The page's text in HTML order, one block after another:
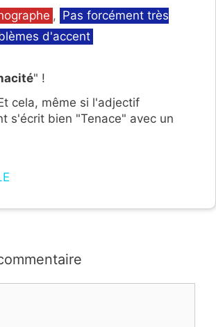
, Pas forcément très
d'accent
" !
cela, même si l'adjectif
s'écrit bien "Tenace" avec un